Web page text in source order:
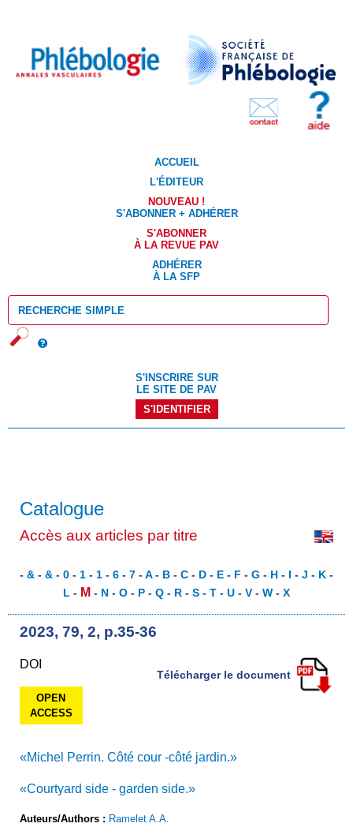
ACCUEIL
L'ÉDITEUR
NOUVEAU !
S'ABONNER + ADHÉRER
S'ABONNER
À LA REVUE PAV
ADHÉRER
À LA SFP
S'INSCRIRE SUR
LE SITE DE PAV
S'IDENTIFIER
Catalogue
Accès aux articles par titre
- & - & - 0 - 1 - 1 - 6 - 7 -A- B - C - D - E - F - G - H - I - J - K -
L - M - N - O - P - Q - R - S - T - U - V - W - X
2023, 79, 2, p.35-36
DOI
Télécharger le document
OPEN
ACCESS
«Michel Perrin. Côté cour -côté jardin.»
«Courtyard side - garden side.»
Auteurs/Authors : Ramelet A.A.